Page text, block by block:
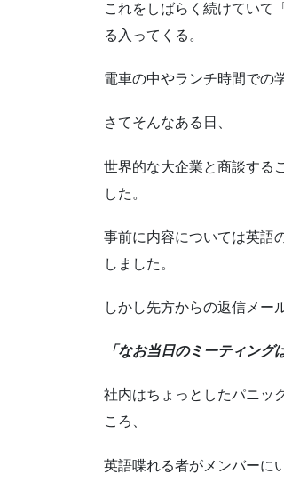
これをしばらく続けていて
る入ってくる。
電車の中やランチ時間での
さてそんなある日、
世界的な大企業と商談する
した。
事前に内容については英語
しました。
しかし先方からの返信メー
「なお当日のミーティング
社内はちょっとしたパニッ
ころ、
英語喋れる者がメンバーに